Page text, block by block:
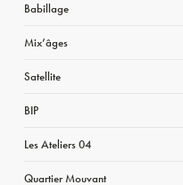
Babillage
Mix’âges
Satellite
BIP
Les Ateliers 04
Quartier Mouvant